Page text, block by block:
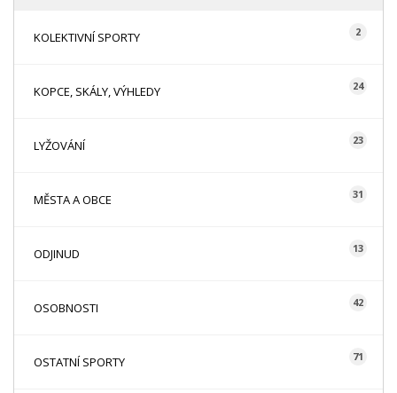
KOLEKTIVNÍ SPORTY 2
KOPCE, SKÁLY, VÝHLEDY 24
LYŽOVÁNÍ 23
MĚSTA A OBCE 31
ODJINUD 13
OSOBNOSTI 42
OSTATNÍ SPORTY 71